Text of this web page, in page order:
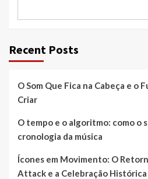
Recent Posts
O Som Que Fica na Cabeça e o
Criar
O tempo e o algoritmo: como o
cronologia da música
Ícones em Movimento: O
Attack e a Celebração